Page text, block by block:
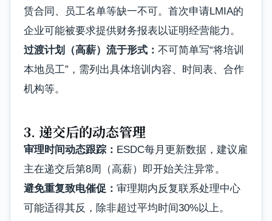
赁合同、员工名单等缺一不可。首次申请LMIA的
企业可能被要求提供财务报表以证明经营能力。
过渡计划（高薪）流于形式： 不可简单写“将培训
本地员工”，需列出具体培训内容、时间表、合作
机构等。
3. 递交后的动态管理
审理时间动态跟踪： ESDC每月更新数据，建议雇
主在递交后第8周（高薪）即开始关注异常。
避免重复致电催促： 审理期内反复联系处理中心
可能适得其反，除非超过平均时间30%以上。